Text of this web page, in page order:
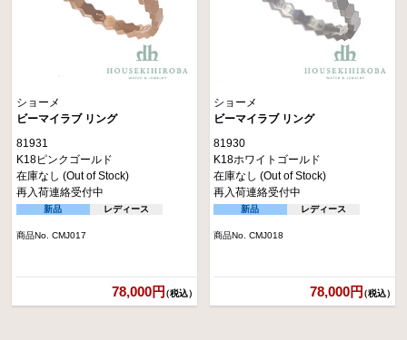
ショーメ
ビーマイラブ リング
81931
K18ピンクゴールド
在庫なし (Out of Stock)
再入荷連絡受付中
新品 レディース
商品No. CMJ017
78,000円（税込）
ショーメ
ビーマイラブ リング
81930
K18ホワイトゴールド
在庫なし (Out of Stock)
再入荷連絡受付中
新品 レディース
商品No. CMJ018
78,000円（税込）